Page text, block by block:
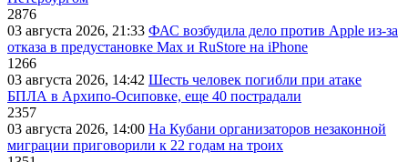
2876
03 августа 2026, 21:33 ФАС возбудила дело против Apple из-за
отказа в предустановке Max и RuStore на iPhone
1266
03 августа 2026, 14:42 Шесть человек погибли при атаке
БПЛА в Архипо-Осиповке, еще 40 пострадали
2357
03 августа 2026, 14:00 На Кубани организаторов незаконной
миграции приговорили к 22 годам на троих